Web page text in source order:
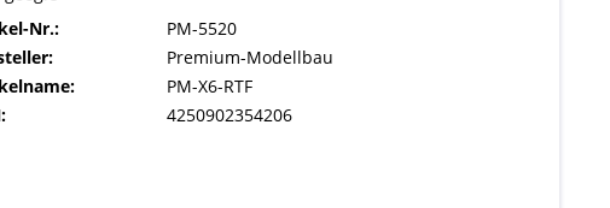
Nr.:
PM-5520
Premium-Modellbau
PM-X6-RTF
4250902354206